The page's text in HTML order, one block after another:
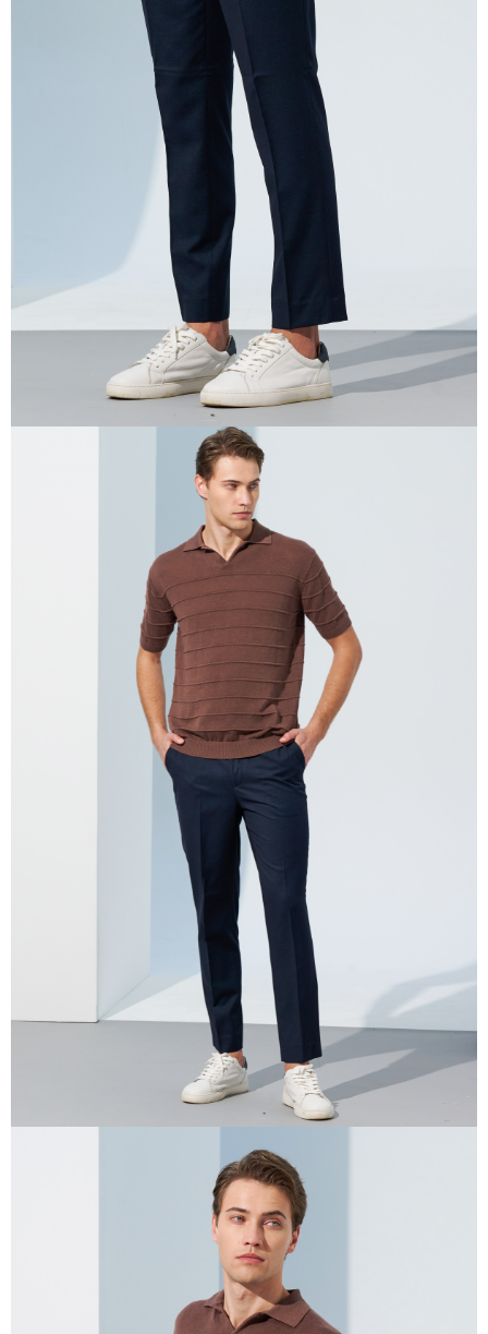
お支払期限は、ショップが請求した期日と、AFTEEで延長できる日数をも
とに計算されます。AFTEEで注文すると、商品を受け取るまで支払い期限
を延長できますが、商品を期限内に受け取れない場合があります（例：予
約商品や商品到着日が比較的遅い商品）。そのため、商品到着の有無に関
わらず、AFTEEで指定された期限内にお支払いください。
1.初回 AFTEEを ご利用の際に、認証結果及び当社の審査の結果に基づ
き、限度額が設定されます。
2.決済金額は最低NT$20です。
3.現在、台湾の会員のみご利用いただけます。
三、利用規約「AFTEE代金後払い」（以下当サービスという）はネットプ
ロテクションズ（以下 AFTEE という）が提供し、AFTEEが代金を徴収し
ます。当サービスご利用の際に提供しなければならない個人情報（注文者
の氏名、電話番号、受取人の氏名、電話番号、受取人住所を含むがこれに
限らない）は、AFTEEに渡され当サービスで必要な範囲内で利用されま
す。AFTEEの個人情報の収集、処理、利用について、詳細はAFTEE公式ホ
ームページの『個人情報の収集、処理及び利用に関する声明』をご参照く
https://aftee.tw/privacypolicy/）。
AFTEEの初回ご利用の際に、審査を通過すれば、最高額がNT$10,000にな
ります。支払い期限を過ぎた場合、その金額に基づいて年利20%の遅延滞
納金が加算されます。未成年の利用者は、事前に法定代理人または後見人
の同意を得ればAFTEEをご利用いただけます。
個人情報の処理、利用について疑問がある、または関連する法律の権利を
行使したい場合は、ネットプロテクションズcs_tw@netprotections.co.jp
にご連絡ください。上記に示した個人情報を、必要な購入注文書とあわせ
てAFTEEにご提供いただく、またはAFTEEにあなたの個人情報の収集、処
理、利用を許可することににご同意いただけない場合は、当サービスを選
択しないでください。